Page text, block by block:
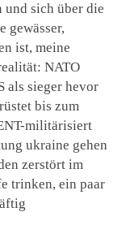
und sich über die
gewässer,
ist, meine
NATO
als sieger hevor
bis zum
militärisiert
ukraine gehen
zerstört im
trinken, ein paar